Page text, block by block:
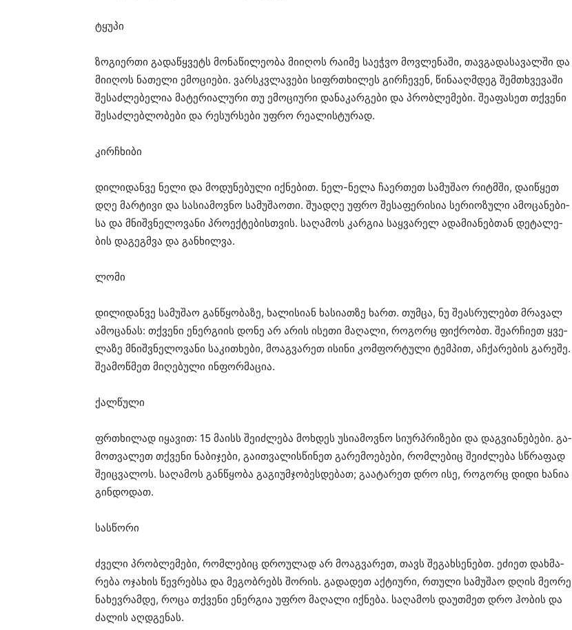
ტყუ­პი
​ზო­გი­ერ­თი გა­და­წყვეტს მო­ნა­წი­ლე­ო­ბა მი­ი­ღოს რა­ი­მე სა­ეჭ­ვო მოვ­ლე­ნა­ში, თავ­გა­და­სა­ვალ­ში და
მი­ი­ღოს ნა­თე­ლი ემო­ცი­ე­ბი. ვარ­სკვლა­ვე­ბი სიფრ­თხი­ლეს გირ­ჩე­ვენ, წი­ნა­აღ­მდეგ შემ­თხვე­ვა­ში
შე­საძ­ლე­ბე­ლია მა­ტე­რი­ა­ლუ­რი თუ ემო­ცი­უ­რი და­ნა­კარ­გე­ბი და პრობ­ლე­მე­ბი. შე­ა­ფა­სეთ თქვე­ნი
შე­საძ­ლებ­ლო­ბე­ბი და რე­სურ­სე­ბი უფრო რე­ა­ლის­ტუ­რად.
კირჩხი­ბი
დი­ლი­დან­ვე ნელი და მო­დუ­ნე­ბუ­ლი იქ­ნე­ბით. ნელ-ნელა ჩა­ერ­თეთ სა­მუ­შაო რიტ­მში, და­ი­წყეთ
დღე მარ­ტი­ვი და სა­სი­ა­მოვ­ნო სა­მუ­შა­ო­თი. შუ­ა­დღე უფრო შე­სა­ფე­რი­სია სე­რი­ო­ზუ­ლი ამო­ცა­ნე­ბი­
სა და მნიშ­ვნე­ლო­ვა­ნი პრო­ექ­ტე­ბის­თვის. სა­ღა­მოს კარ­გია საყ­ვა­რელ ადა­მი­ა­ნებ­თან დე­ტა­ლე­
ბის და­გეგ­მვა და გან­ხილ­ვა.
ლომი
დი­ლი­დან­ვე სა­მუ­შაო გან­წყო­ბა­ზე, ხა­ლი­სი­ან ხა­სი­ათ­ზე ხართ. თუმ­ცა, ნუ შე­ას­რუ­ლებთ მრა­ვალ
ამო­ცა­ნას: თქვე­ნი ენერ­გი­ის დონე არ არის ისე­თი მა­ღა­ლი, რო­გორც ფიქ­რობთ. შე­არ­ჩი­ეთ ყვე­
ლა­ზე მნიშ­ვნე­ლო­ვა­ნი სა­კი­თხე­ბი, მო­აგ­ვა­რეთ ისი­ნი კომ­ფორ­ტუ­ლი ტემ­პით, აჩ­ქა­რე­ბის გა­რე­შე.
შე­ა­მოწ­მეთ მი­ღე­ბუ­ლი ინ­ფორ­მა­ცია.
ქალ­წუ­ლი
ფრთხი­ლად იყა­ვით: 15 მა­ისს შე­იძ­ლე­ბა მოხ­დეს უსი­ა­მოვ­ნო სი­ურპრი­ზე­ბი და დაგ­ვი­ა­ნე­ბე­ბი. გა­
მოთ­ვა­ლეთ თქვე­ნი ნა­ბი­ჯე­ბი, გა­ით­ვა­ლის­წი­ნეთ გა­რე­მო­ე­ბე­ბი, რომ­ლე­ბიც შე­იძ­ლე­ბა სწრა­ფად
შე­იც­ვა­ლოს. სა­ღა­მოს გან­წყო­ბა გა­გი­უმ­ჯო­ბეს­დე­ბათ; გა­ა­ტა­რეთ დრო ისე, რო­გორც დიდი ხა­ნია
გინ­დო­დათ.
სას­წო­რი
ძვე­ლი პრობ­ლე­მე­ბი, რომ­ლე­ბიც დრო­უ­ლად არ მო­აგ­ვა­რეთ, თავს შე­გახ­სე­ნებთ. ეძი­ეთ დახ­მა­
რე­ბა ოჯა­ხის წევ­რებ­სა და მე­გობ­რებს შო­რის. გა­და­დეთ აქ­ტი­უ­რი, რთუ­ლი სა­მუ­შაო დღის მე­ო­რე
ნა­ხევ­რამ­დე, როცა თქვე­ნი ენერ­გია უფრო მა­ღა­ლი იქ­ნე­ბა. სა­ღა­მოს და­უთ­მეთ დრო ჰო­ბის და
ძა­ლის აღ­დგე­ნას.